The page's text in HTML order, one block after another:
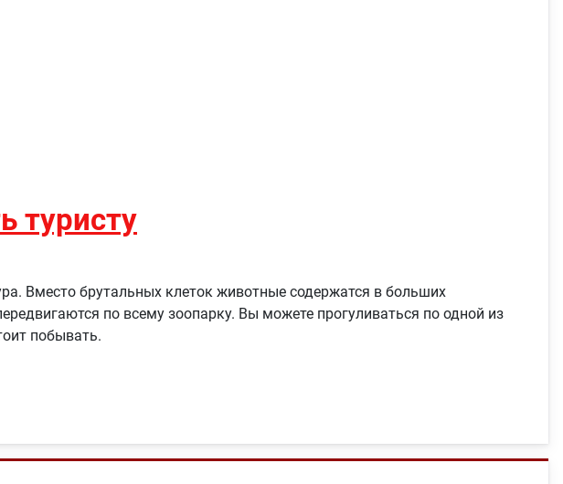
туристу
Вместо брутальных клеток животные содержатся в больших
по всему зоопарку. Вы можете прогуливаться по одной из
побывать.